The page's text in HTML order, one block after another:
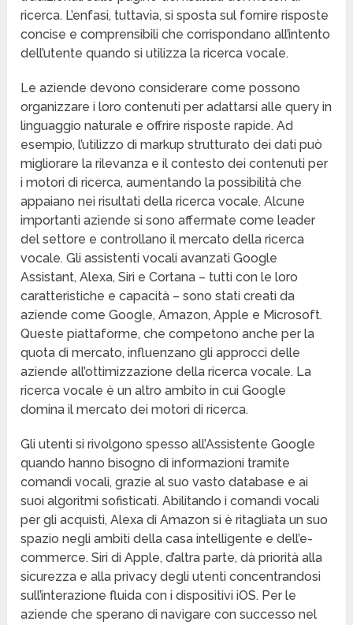
ricerca. L’enfasi, tuttavia, si sposta sul fornire risposte
concise e comprensibili che corrispondano all’intento
dell’utente quando si utilizza la ricerca vocale.
Le aziende devono considerare come possono
organizzare i loro contenuti per adattarsi alle query in
linguaggio naturale e offrire risposte rapide. Ad
esempio, l’utilizzo di markup strutturato dei dati può
migliorare la rilevanza e il contesto dei contenuti per
i motori di ricerca, aumentando la possibilità che
appaiano nei risultati della ricerca vocale. Alcune
importanti aziende si sono affermate come leader
del settore e controllano il mercato della ricerca
vocale. Gli assistenti vocali avanzati Google
Assistant, Alexa, Siri e Cortana – tutti con le loro
caratteristiche e capacità – sono stati creati da
aziende come Google, Amazon, Apple e Microsoft.
Queste piattaforme, che competono anche per la
quota di mercato, influenzano gli approcci delle
aziende all’ottimizzazione della ricerca vocale. La
ricerca vocale è un altro ambito in cui Google
domina il mercato dei motori di ricerca.
Gli utenti si rivolgono spesso all’Assistente Google
quando hanno bisogno di informazioni tramite
comandi vocali, grazie al suo vasto database e ai
suoi algoritmi sofisticati. Abilitando i comandi vocali
per gli acquisti, Alexa di Amazon si è ritagliata un suo
spazio negli ambiti della casa intelligente e dell’e-
commerce. Siri di Apple, d’altra parte, dà priorità alla
sicurezza e alla privacy degli utenti concentrandosi
sull’interazione fluida con i dispositivi iOS. Per le
aziende che sperano di navigare con successo nel